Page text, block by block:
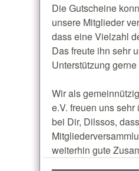
Die Gutscheine
unsere Mitglieder
dass eine Vielzahl
Das freute ihn sehr
Unterstützung
Wir als
e.V. freuen uns
bei Dir, Dilssos,
weiterhin gute